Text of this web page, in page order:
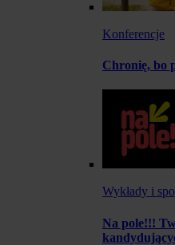
Konferencje
Chronię, bo
Wykłady i
Na pole!!!